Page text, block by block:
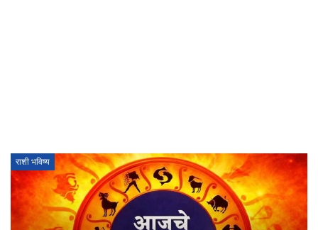
राशी भविष्य